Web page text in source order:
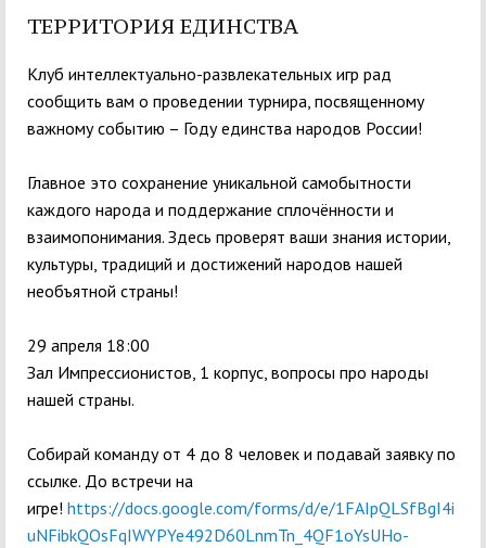
ТЕРРИТОРИЯ ЕДИНСТВА
Клуб интеллектуально-развлекательных игр рад
сообщить вам о проведении турнира, посвященному
важному событию – Году единства народов России!
Главное это сохранение уникальной самобытности
каждого народа и поддержание сплочённости и
взаимопонимания. Здесь проверят ваши знания истории,
культуры, традиций и достижений народов нашей
необъятной страны!
29 апреля 18:00
Зал Импрессионистов, 1 корпус, вопросы про народы
нашей страны.
Собирай команду от 4 до 8 человек и подавай заявку по
ссылке. До встречи на
игре! https://docs.google.com/forms/d/e/1FAIpQLSfBgI4i
uNFibkQOsFqIWYPYe492D60LnmTn_4QF1oYsUHo-